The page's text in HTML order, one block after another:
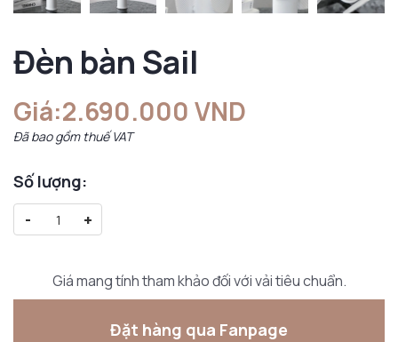
Đèn bàn Sail
Giá:2.690.000 VND
Đã bao gồm thuế VAT
Số lượng:
-
+
Giá mang tính tham khảo đối với vải tiêu chuẩn.
Đặt hàng qua Fanpage